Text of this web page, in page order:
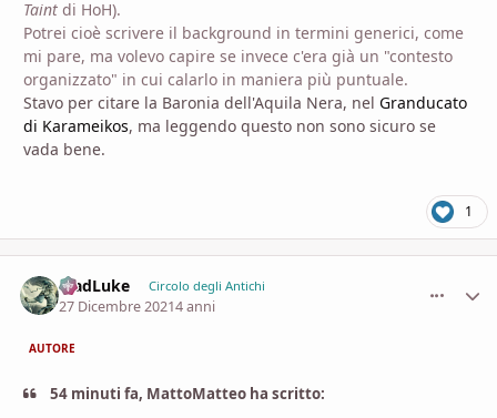
Taint di HoH).
Potrei cioè scrivere il background in termini generici, come
mi pare, ma volevo capire se invece c'era già un "contesto
organizzato" in cui calarlo in maniera più puntuale.
Stavo per citare la Baronia dell'Aquila Nera, nel Granducato
di Karameikos, ma leggendo questo non sono sicuro se
vada bene.
1
MadLuke Circolo degli Antichi
27 Dicembre 20214 anni
AUTORE
54 minuti fa, MattoMatteo ha scritto: